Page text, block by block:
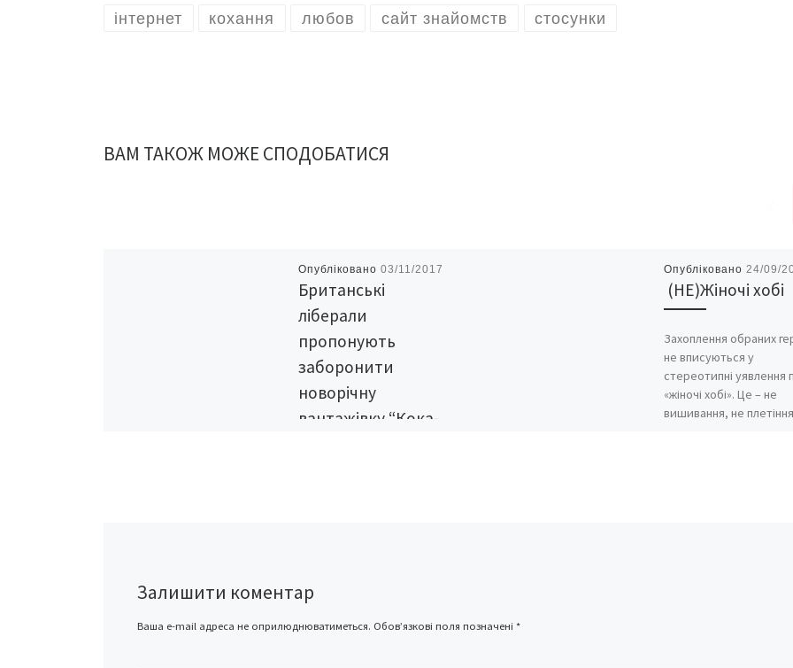
інтернет кохання любов сайт знайомств стосунки
ВАМ ТАКОЖ МОЖЕ СПОДОБАТИСЯ
Опубліковано03/11/2017
Британські
ліберали
пропонують
заборонити
новорічну
вантажівку “Кока-
коли”. А все тому, що, на
думку політиків, напій може
привести до […]
Опубліковано 24/09/
(НЕ)Жіночі хобі
Захоплення обраних
не вписуються у
стереотипні уявлення
«жіночі хобі». Це – не
вишивання, не
Залишити коментар
Ваша e-mail адреса не оприлюднюватиметься. Обов’язкові поля позначені *